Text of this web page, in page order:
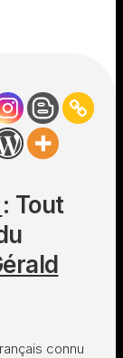
: Tout
connu